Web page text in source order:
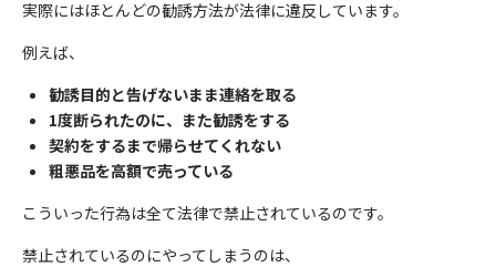
実際にはほとんどの勧誘方法が法律に違反しています。
例えば、
勧誘目的と告げないまま連絡を取る
1度断られたのに、また勧誘をする
契約をするまで帰らせてくれない
粗悪品を高額で売っている
こういった行為は全て法律で禁止されているのです。
禁止されているのにやってしまうのは、